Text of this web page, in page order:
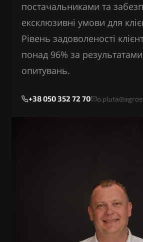
постачальниками та
ексклюзивні умови для
Рівень задоволеності
понад 96% за
опитувань.
+38 050 352 72 70